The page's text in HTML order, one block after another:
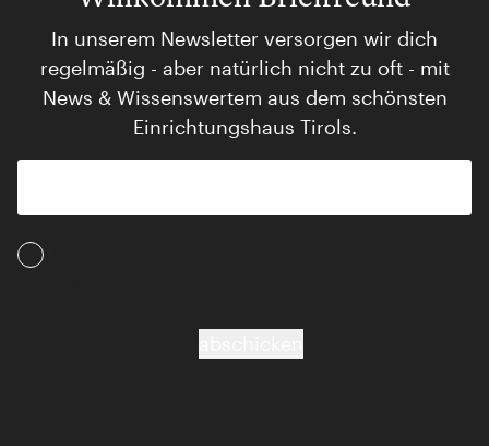
In unserem Newsletter versorgen wir dich
regelmäßig - aber natürlich nicht zu oft - mit
News & Wissenswertem aus dem schönsten
Einrichtungshaus Tirols.